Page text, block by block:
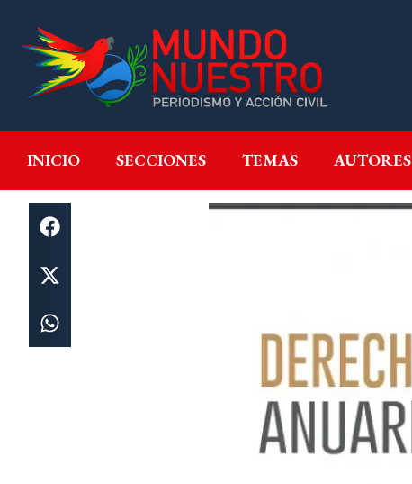
INICIO SECCIONES TEMAS AUTORES
INICIO SECCIONES